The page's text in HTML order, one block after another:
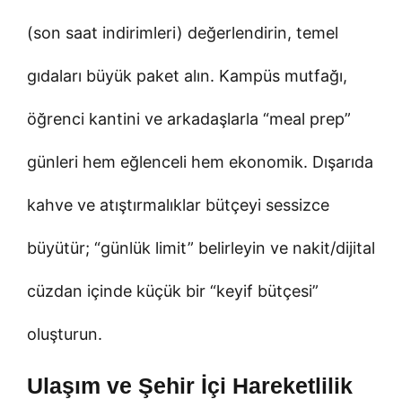
(son saat indirimleri) değerlendirin, temel
gıdaları büyük paket alın. Kampüs mutfağı,
öğrenci kantini ve arkadaşlarla “meal prep”
günleri hem eğlenceli hem ekonomik. Dışarıda
kahve ve atıştırmalıklar bütçeyi sessizce
büyütür; “günlük limit” belirleyin ve nakit/dijital
cüzdan içinde küçük bir “keyif bütçesi”
oluşturun.
Ulaşım ve Şehir İçi Hareketlilik